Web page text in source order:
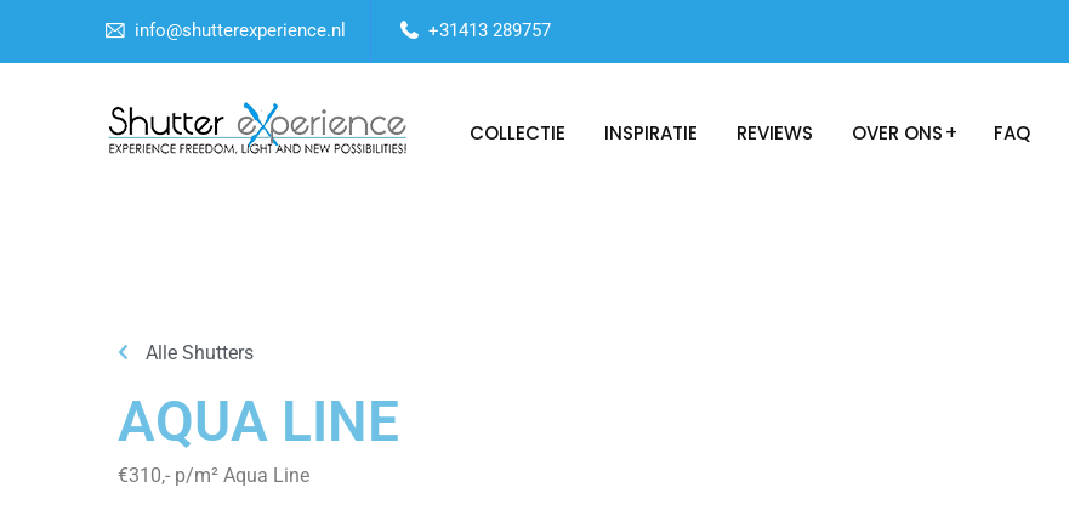
info@shutterexperience.nl +31413 289757
COLLECTIE INSPIRATIE REVIEWS OVER ONS FAQ
Alle Shutters
AQUA LINE
€310,- p/m² Aqua Line